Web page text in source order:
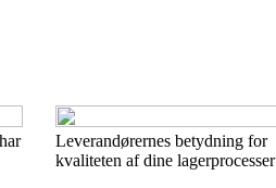
Leverandørernes betydning for
kvaliteten af dine lagerprocesser